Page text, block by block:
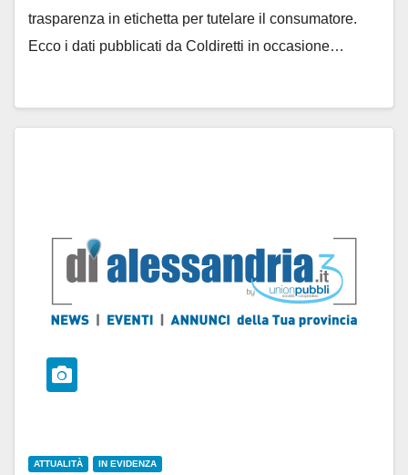
trasparenza in etichetta per tutelare il consumatore.
Ecco i dati pubblicati da Coldiretti in occasione…
ATTUALITÀ IN EVIDENZA